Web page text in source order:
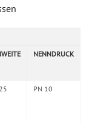
NENNDRUCK
PN 10